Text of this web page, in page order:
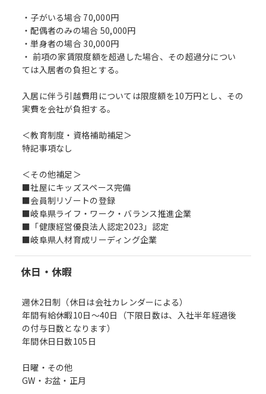
・子がいる場合 70,000円
・配偶者のみの場合 50,000円
・単身者の場合 30,000円
・ 前項の家賃限度額を超過した場合、その超過分につい
ては入居者の負担とする。
入居に伴う引越費用については限度額を10万円とし、その
実費を会社が負担する。
＜教育制度・資格補助補足＞
特記事項なし
＜その他補足＞
■社屋にキッズスペース完備
■会員制リゾートの登録
■岐阜県ライフ・ワーク・バランス推進企業
■「健康経営優良法人認定2023」認定
■岐阜県人材育成リーディング企業
休日・休暇
週休2日制（休日は会社カレンダーによる）
年間有給休暇10日～40日（下限日数は、入社半年経過後
の付与日数となります）
年間休日日数105日
日曜・その他
GW・お盆・正月